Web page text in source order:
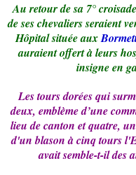
Au retour de sa 7°
de ses chevaliers seraient
Hôpital située aux
auraient offert à leurs
insigne en
Les tours dorées qui
deux, emblème d’une
lieu de canton et quatre,
d'un blason à cinq tours
avait semble-t-il des